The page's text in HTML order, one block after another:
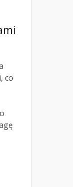
co